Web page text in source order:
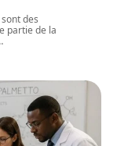
des
partie de la